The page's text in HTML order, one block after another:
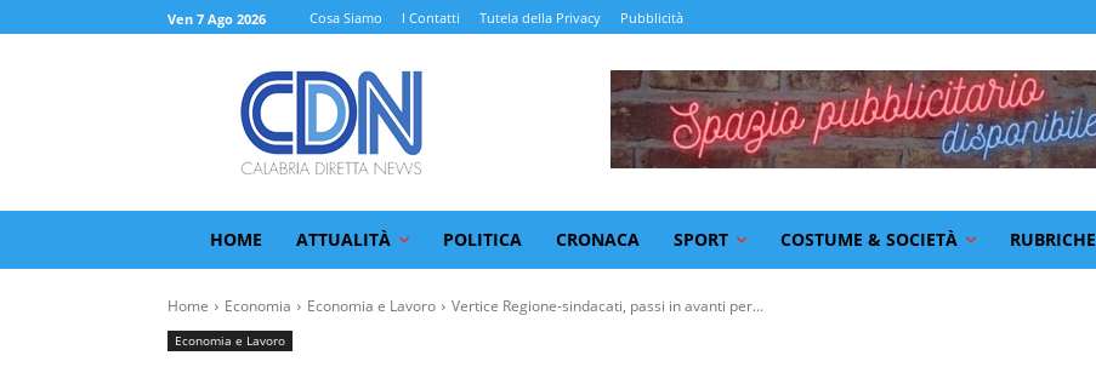
Ven 7 Ago 2026 Cosa Siamo I Contatti Tutela della Privacy Pubblicità
HOME ATTUALITÀ POLITICA CRONACA SPORT COSTUME & SOCIETÀ RUBRICHE
Home Economia Economia e Lavoro Vertice Regione-sindacati, passi in avanti per...
Economia e Lavoro